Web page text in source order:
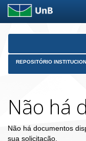
Skip
REPOSITÓRIO
Não há
Não há documentos
sua solicitação.